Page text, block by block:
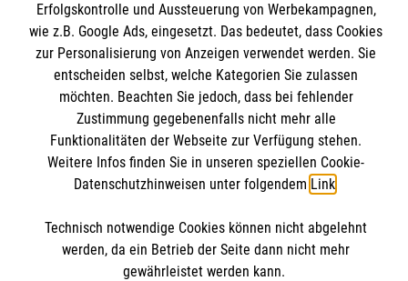
Unsere Kurse
Notfallsanitäter
Rettungssanitäter
Freiwilligendienst
Forschung & Internationale Projekte
Informationen
Kontakt
Impressum
Datenschutz
Malteser online
Malteser in Deutschland
Malteser International
Soziale Netzwerke
Erfolgskontrolle und Aussteuerung von Werbekampagnen,
wie z.B. Google Ads, eingesetzt. Das bedeutet, dass Cookies
zur Personalisierung von Anzeigen verwendet werden. Sie
entscheiden selbst, welche Kategorien Sie zulassen
möchten. Beachten Sie jedoch, dass bei fehlender
Zustimmung gegebenenfalls nicht mehr alle
Funktionalitäten der Webseite zur Verfügung stehen.
Weitere Infos finden Sie in unseren speziellen Cookie-
Datenschutzhinweisen unter folgendem Link.
Technisch notwendige Cookies können nicht abgelehnt
werden, da ein Betrieb der Seite dann nicht mehr
gewährleistet werden kann.